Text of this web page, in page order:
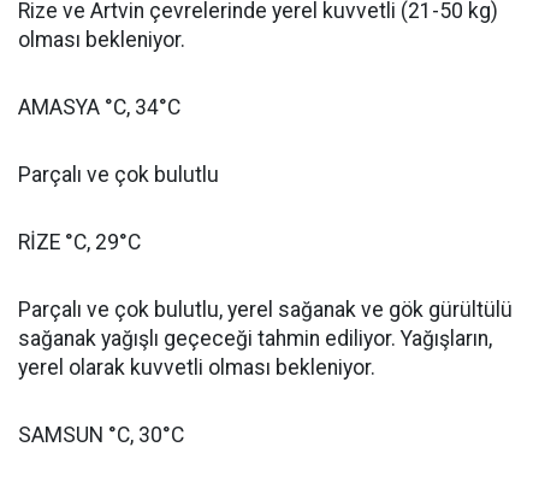
Rize ve Artvin çevrelerinde yerel kuvvetli (21-50 kg)
olması bekleniyor.
AMASYA °C, 34°C
Parçalı ve çok bulutlu
RİZE °C, 29°C
Parçalı ve çok bulutlu, yerel sağanak ve gök gürültülü
sağanak yağışlı geçeceği tahmin ediliyor. Yağışların,
yerel olarak kuvvetli olması bekleniyor.
SAMSUN °C, 30°C